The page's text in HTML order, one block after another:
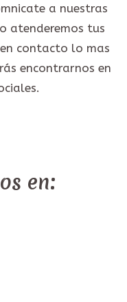
a nuestras
atenderemos tus
contacto lo mas
encontrarnos en
en: